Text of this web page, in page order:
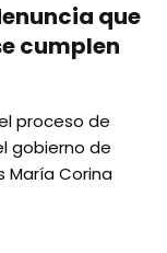
que
cumplen
proceso de
gobierno de
María Corina